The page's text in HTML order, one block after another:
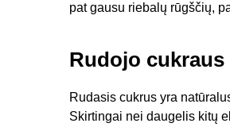
pat gausu riebalų rūgščių,
Rudojo cukraus
Rudasis cukrus yra
Skirtingai nei daugelis kitų